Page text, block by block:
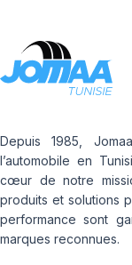
Depuis 1985,
l’automobile en
cœur de notre
produits et solutions
performance sont
marques reconnues.